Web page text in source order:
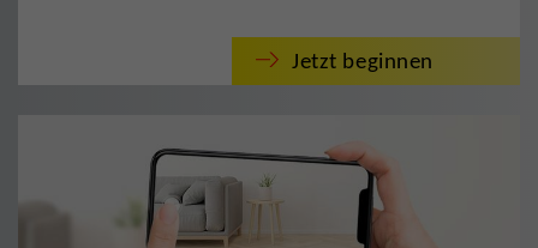
Jetzt beginnen